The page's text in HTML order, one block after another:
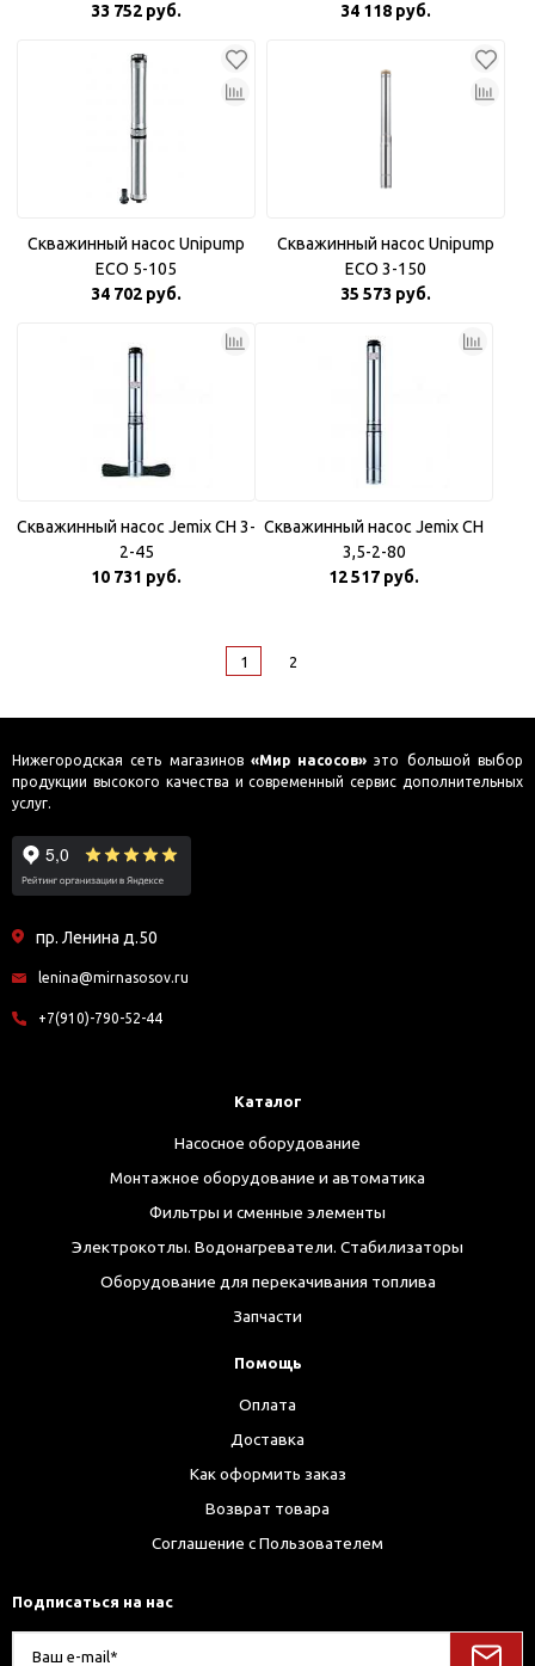
33 752 руб.
34 118 руб.
Скважинный насос Unipump
ECO 5-105
34 702 руб.
Скважинный насос Unipump
ECO 3-150
35 573 руб.
Скважинный насос Jemix CH 3-
2-45
10 731 руб.
Скважинный насос Jemix CH
3,5-2-80
12 517 руб.
1 2
Нижегородская сеть магазинов «Мир насосов» это большой выбор
продукции высокого качества и современный сервис дополнительных
услуг.
пр. Ленина д.50
lenina@mirnasosov.ru
+7(910)-790-52-44
Каталог
Насосное оборудование
Монтажное оборудование и автоматика
Фильтры и сменные элементы
Электрокотлы. Водонагреватели. Стабилизаторы
Оборудование для перекачивания топлива
Запчасти
Помощь
Оплата
Доставка
Как оформить заказ
Возврат товара
Соглашение с Пользователем
Подписаться на нас